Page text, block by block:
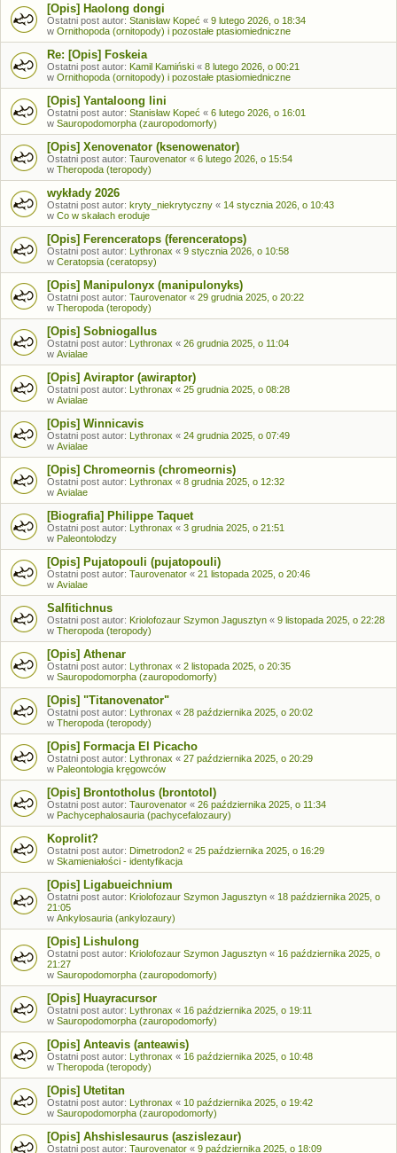
[Opis] Haolong dongi
Ostatni post autor: Stanisław Kopeć « 9 lutego 2026, o 18:34
w Ornithopoda (ornitopody) i pozostałe ptasiomiedniczne
Re: [Opis] Foskeia
Ostatni post autor: Kamil Kamiński « 8 lutego 2026, o 00:21
w Ornithopoda (ornitopody) i pozostałe ptasiomiedniczne
[Opis] Yantaloong lini
Ostatni post autor: Stanisław Kopeć « 6 lutego 2026, o 16:01
w Sauropodomorpha (zauropodomorfy)
[Opis] Xenovenator (ksenowenator)
Ostatni post autor: Taurovenator « 6 lutego 2026, o 15:54
w Theropoda (teropody)
wykłady 2026
Ostatni post autor: kryty_niekrytyczny « 14 stycznia 2026, o 10:43
w Co w skałach eroduje
[Opis] Ferenceratops (ferenceratops)
Ostatni post autor: Lythronax « 9 stycznia 2026, o 10:58
w Ceratopsia (ceratopsy)
[Opis] Manipulonyx (manipulonyks)
Ostatni post autor: Taurovenator « 29 grudnia 2025, o 20:22
w Theropoda (teropody)
[Opis] Sobniogallus
Ostatni post autor: Lythronax « 26 grudnia 2025, o 11:04
w Avialae
[Opis] Aviraptor (awiraptor)
Ostatni post autor: Lythronax « 25 grudnia 2025, o 08:28
w Avialae
[Opis] Winnicavis
Ostatni post autor: Lythronax « 24 grudnia 2025, o 07:49
w Avialae
[Opis] Chromeornis (chromeornis)
Ostatni post autor: Lythronax « 8 grudnia 2025, o 12:32
w Avialae
[Biografia] Philippe Taquet
Ostatni post autor: Lythronax « 3 grudnia 2025, o 21:51
w Paleontolodzy
[Opis] Pujatopouli (pujatopouli)
Ostatni post autor: Taurovenator « 21 listopada 2025, o 20:46
w Avialae
Salfitichnus
Ostatni post autor: Kriolofozaur Szymon Jagusztyn « 9 listopada 2025, o 22:28
w Theropoda (teropody)
[Opis] Athenar
Ostatni post autor: Lythronax « 2 listopada 2025, o 20:35
w Sauropodomorpha (zauropodomorfy)
[Opis] "Titanovenator"
Ostatni post autor: Lythronax « 28 października 2025, o 20:02
w Theropoda (teropody)
[Opis] Formacja El Picacho
Ostatni post autor: Lythronax « 27 października 2025, o 20:29
w Paleontologia kręgowców
[Opis] Brontotholus (brontotol)
Ostatni post autor: Taurovenator « 26 października 2025, o 11:34
w Pachycephalosauria (pachycefalozaury)
Koprolit?
Ostatni post autor: Dimetrodon2 « 25 października 2025, o 16:29
w Skamieniałości - identyfikacja
[Opis] Ligabueichnium
Ostatni post autor: Kriolofozaur Szymon Jagusztyn « 18 października 2025, o
21:05
w Ankylosauria (ankylozaury)
[Opis] Lishulong
Ostatni post autor: Kriolofozaur Szymon Jagusztyn « 16 października 2025, o
21:27
w Sauropodomorpha (zauropodomorfy)
[Opis] Huayracursor
Ostatni post autor: Lythronax « 16 października 2025, o 19:11
w Sauropodomorpha (zauropodomorfy)
[Opis] Anteavis (anteawis)
Ostatni post autor: Lythronax « 16 października 2025, o 10:48
w Theropoda (teropody)
[Opis] Utetitan
Ostatni post autor: Lythronax « 10 października 2025, o 19:42
w Sauropodomorpha (zauropodomorfy)
[Opis] Ahshislesaurus (aszislezaur)
Ostatni post autor: Taurovenator « 9 października 2025, o 18:09